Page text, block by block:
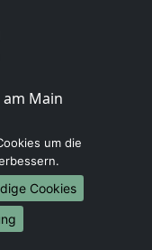
Main
um die
Cookies